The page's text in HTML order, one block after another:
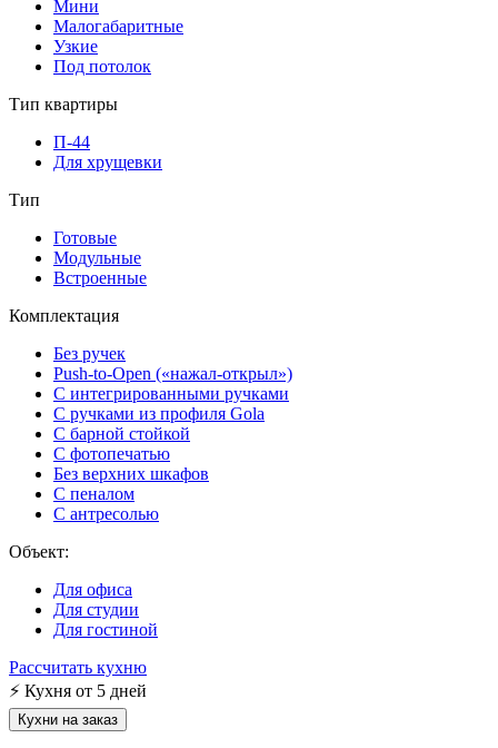
Мини
Малогабаритные
Узкие
Под потолок
Тип квартиры
П-44
Для хрущевки
Тип
Готовые
Модульные
Встроенные
Комплектация
Без ручек
Push-to-Open («нажал-открыл»)
С интегрированными ручками
С ручками из профиля Gola
С барной стойкой
С фотопечатью
Без верхних шкафов
С пеналом
С антресолью
Объект:
Для офиса
Для студии
Для гостиной
Рассчитать кухню
⚡ Кухня от 5 дней
Кухни на заказ